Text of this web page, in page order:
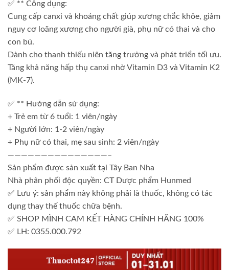
✅ ** Công dụng:
Cung cấp canxi và khoáng chất giúp xương chắc khỏe, giảm
nguy cơ loãng xương cho người già, phụ nữ có thai và cho
con bú.
Dành cho thanh thiếu niên tăng trưởng và phát triển tối ưu.
Tăng khả năng hấp thụ canxi nhờ Vitamin D3 và Vitamin K2
(MK-7).
✅ ** Hướng dẫn sử dụng:
+ Trẻ em từ 6 tuổi: 1 viên/ngày
+ Người lớn: 1-2 viên/ngày
+ Phụ nữ có thai, mẹ sau sinh: 2 viên/ngày
———————————————–
Sản phẩm được sản xuất tại Tây Ban Nha
Nhà phân phối độc quyền: CT Dược phẩm Hunmed
✅ Lưu ý: sản phẩm này không phải là thuốc, không có tác
dụng thay thế thuốc chữa bệnh.
✅ SHOP MÌNH CAM KẾT HÀNG CHÍNH HÃNG 100%
✅ LH: 0355.000.792